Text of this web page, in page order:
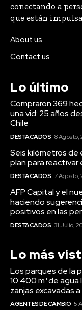
Contact us
Lo último
Compraron 369
una vid: 25 años
DESTACADOS 8 Agosto,
Seis kilómetros de
plan para
DESTACADOS
AFP Capital y el
haciendo
positivos en las
DESTACADOS 31 Julio,
Lo más
10.400 m³ de agua
AGENTES DE CAMBIO 5
Chile tiene 300 mil
uno de cada
línea de...
AGENTES DE CAMBIO 3